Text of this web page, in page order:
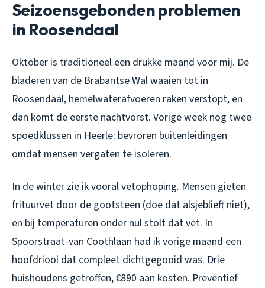
Seizoensgebonden problemen
in Roosendaal
Oktober is traditioneel een drukke maand voor mij. De
bladeren van de Brabantse Wal waaien tot in
Roosendaal, hemelwaterafvoeren raken verstopt, en
dan komt de eerste nachtvorst. Vorige week nog twee
spoedklussen in Heerle: bevroren buitenleidingen
omdat mensen vergaten te isoleren.
In de winter zie ik vooral vetophoping. Mensen gieten
frituurvet door de gootsteen (doe dat alsjeblieft niet),
en bij temperaturen onder nul stolt dat vet. In
Spoorstraat-van Coothlaan had ik vorige maand een
hoofdriool dat compleet dichtgegooid was. Drie
huishoudens getroffen, €890 aan kosten. Preventief